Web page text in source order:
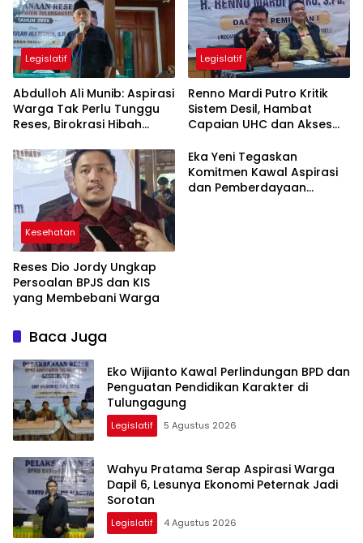
Legislatif
Abdulloh Ali Munib: Aspirasi
Warga Tak Perlu Tunggu
Reses, Birokrasi Hibah
Legislatif
Renno Mardi Putro Kritik
Sistem Desil, Hambat
Capaian UHC dan Akses
Kesehatan
Reses Dio Jordy Ungkap
Persoalan BPJS dan KIS
yang Membebani Warga
Eka Yeni Tegaskan
Komitmen Kawal Aspirasi
dan Pemberdayaan
Baca Juga
Eko Wijianto Kawal Perlindungan BPD dan
Penguatan Pendidikan Karakter di
Tulungagung
Legislatif 5 Agustus 2026
Wahyu Pratama Serap Aspirasi Warga
Dapil 6, Lesunya Ekonomi Peternak Jadi
Sorotan
Legislatif 4 Agustus 2026